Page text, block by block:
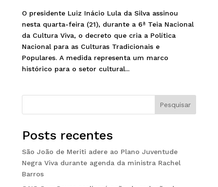
O presidente Luiz Inácio Lula da Silva assinou
nesta quarta-feira (21), durante a 6ª Teia Nacional
da Cultura Viva, o decreto que cria a Política
Nacional para as Culturas Tradicionais e
Populares. A medida representa um marco
histórico para o setor cultural...
Pesquisar
Posts recentes
São João de Meriti adere ao Plano Juventude
Negra Viva durante agenda da ministra Rachel
Barros